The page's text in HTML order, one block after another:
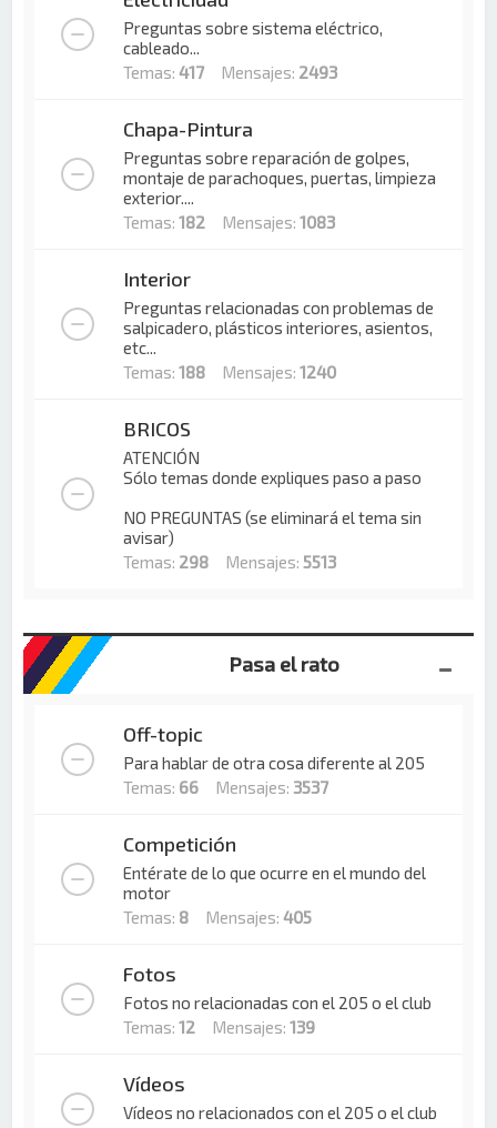
Preguntas sobre sistema eléctrico,
cableado...
Temas:417 Mensajes: 2493
Chapa-Pintura
Preguntas sobre reparación de golpes,
montaje de parachoques, puertas, limpieza
exterior....
Temas:182 Mensajes:1083
Interior
Preguntas relacionadas con problemas de
salpicadero, plásticos interiores, asientos,
etc...
Temas:188 Mensajes:1240
BRICOS
ATENCIÓN
Sólo temas donde expliques paso a paso
NO PREGUNTAS (se eliminará el tema sin
avisar)
Temas: 298 Mensajes:5513
Pasa el rato
Off-topic
Para hablar de otra cosa diferente al 205
Temas: 66 Mensajes: 3537
Competición
Entérate de lo que ocurre en el mundo del
motor
Temas: 8 Mensajes:405
Fotos
Fotos no relacionadas con el 205 o el club
Temas:12 Mensajes:139
Vídeos
Vídeos no relacionados con el 205 o el club